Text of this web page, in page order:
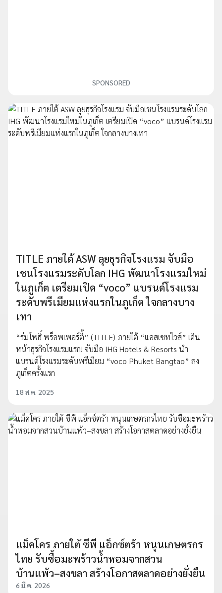
SPONSORED
TITLE ภายใต้ ASW ลุยธุรกิจโรงแรม จับมือ
เชนโรงแรมระดับโลก IHG พัฒนาโรงแรมใหม่
ในภูเก็ต เตรียมเปิด “voco” แบรนด์โรงแรม
ระดับพรีเมียมแห่งแรกในภูเก็ต ใจกลางบาง
เทา
“ร่มโพธิ์ พร็อพเพอร์ตี้” (TITLE) ภายใต้ “แอสเซทไวส์” เดิน
หน้าธุรกิจโรงแรมแรก! จับมือ IHG Hotels & Resorts นำ
แบรนด์โรงแรมระดับพรีเมียม “voco Phuket Bangtao” ลง
ภูเก็ตครั้งแรก
18 ส.ค. 2025
แม็คโคร ภายใต้ ซีพี แอ็กซ์ตร้า หนุนเกษตรกร
ไทย รับซื้อมะพร้าวน้ำหอมจากสวน
บ้านแพ้ว–สงขลา สร้างโอกาสตลาดอย่างยั่งยืน
6 มี.ค. 2026